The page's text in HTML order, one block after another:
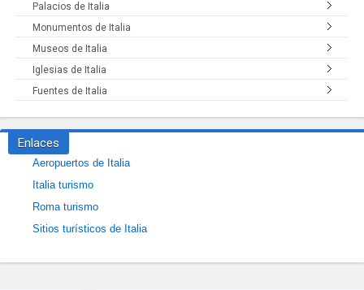
Palacios de Italia
Monumentos de Italia
Museos de Italia
Iglesias de Italia
Fuentes de Italia
Enlaces
Aeropuertos de Italia
Italia turismo
Roma turismo
Sitios turísticos de Italia